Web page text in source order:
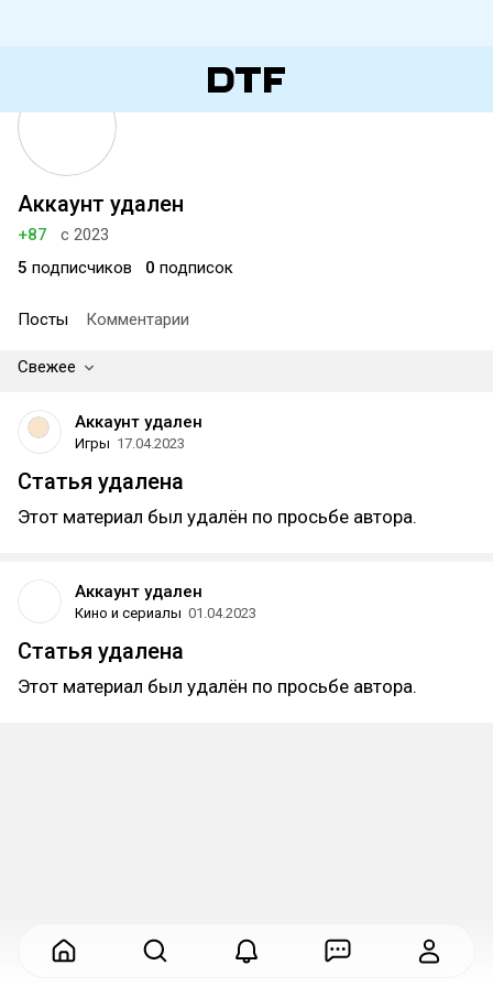
Аккаунт удален
+87
с 2023
5 подписчиков 0 подписок
Посты Комментарии
Свежее
Аккаунт удален
Игры 17.04.2023
Статья удалена
Этот материал был удалён по просьбе автора.
Аккаунт удален
Кино и сериалы 01.04.2023
Статья удалена
Этот материал был удалён по просьбе автора.